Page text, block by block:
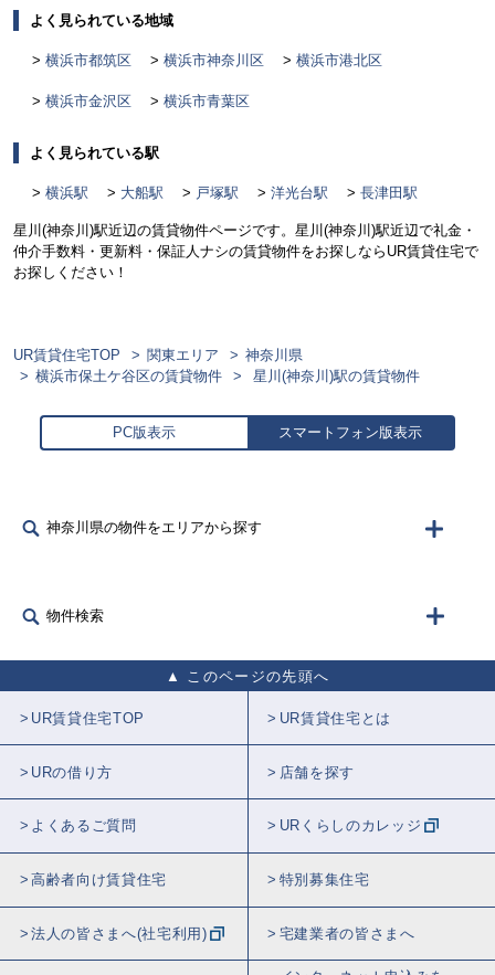
よく見られている地域
横浜市都筑区 横浜市神奈川区 横浜市港北区
横浜市金沢区 横浜市青葉区
よく見られている駅
横浜駅 大船駅 戸塚駅 洋光台駅 長津田駅
星川(神奈川)駅近辺の賃貸物件ページです。星川(神奈川)駅近辺で礼金・
仲介手数料・更新料・保証人ナシの賃貸物件をお探しならUR賃貸住宅で
お探しください！
UR賃貸住宅TOP 関東エリア
神奈川県
横浜市保土ケ谷区の賃貸物件
星川(神奈川)駅の賃貸物件
PC版表示 スマートフォン版表示
神奈川県の物件をエリアから探す
物件検索
このページの先頭へ
UR賃貸住宅TOP UR賃貸住宅とは
URの借り方 店舗を探す
よくあるご質問 URくらしのカレッジ
高齢者向け賃貸住宅 特別募集住宅
法人の皆さまへ(社宅利用) 宅建業者の皆さまへ